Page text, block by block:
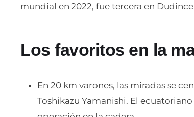
mundial en 2022, fue tercera en
Los favoritos en la
En 20 km varones, las miradas se
Toshikazu Yamanishi. El